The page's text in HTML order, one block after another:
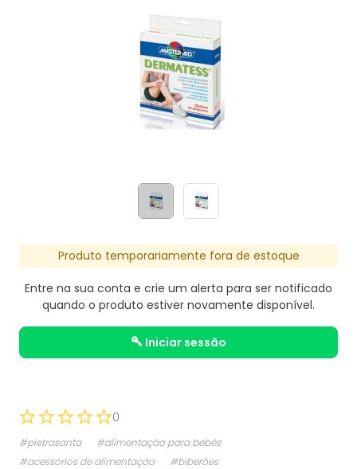
Produto temporariamente fora de estoque
Entre na sua conta e crie um alerta para ser notificado
quando o produto estiver novamente disponível.
iniciar sessão
0
#pietrasanta
#alimentação para bebés
#acessórios de alimentação
#biberões